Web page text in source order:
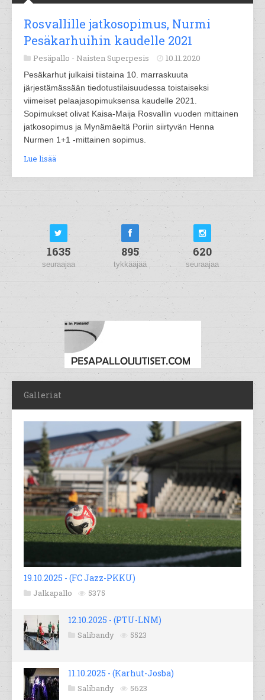
Rosvallille jatkosopimus, Nurmi
Pesäkarhuihin kaudelle 2021
Pesäpallo - Naisten Superpesis 10.11.2020
Pesäkarhut julkaisi tiistaina 10. marraskuuta
järjestämässään tiedotustilaisuudessa toistaiseksi
viimeiset pelaajasopimuksensa kaudelle 2021.
Sopimukset olivat Kaisa-Maija Rosvallin vuoden mittainen
jatkosopimus ja Mynämäeltä Poriin siirtyvän Henna
Nurmen 1+1 -mittainen sopimus.
Lue lisää
1635
seuraajaa
895
tykkääjää
620
seuraajaa
Galleriat
19.10.2025 - (FC Jazz-PKKU)
Jalkapallo 5375
12.10.2025 - (PTU-LNM)
Salibandy 5523
11.10.2025 - (Karhut-Josba)
Salibandy 5623